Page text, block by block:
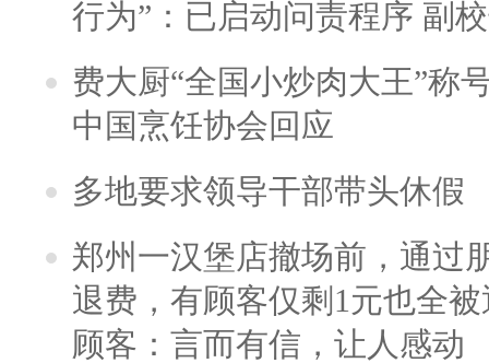
行为”：已启动问责程序 副
费大厨“全国小炒肉大王”称
中国烹饪协会回应
多地要求领导干部带头休假
郑州一汉堡店撤场前，通过
退费，有顾客仅剩1元也全
顾客：言而有信，让人感动